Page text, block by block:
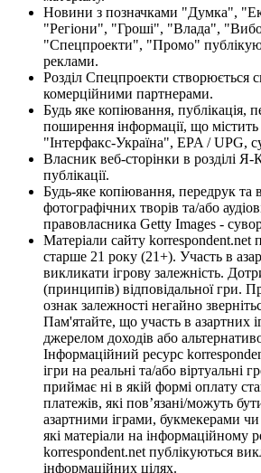
Новини з позначками "Думка",
"Регіони", "Гроші", "Влада",
"Спецпроекти", "Промо"
реклами.
Розділ Спецпроекти створюється
комерційними партнерами.
Будь яке копіювання, публікація,
поширення інформації, що
"Інтерфакс-Україна", EPA / UPG,
Власник веб-сторінки в розділі
публікації.
Будь-яке копіювання, передрук та
фотографічних творів та/або
правовласника Getty Images -
Матеріали сайту korrespondent.net
старше 21 року (21+). Участь в
викликати ігрову залежність.
(принципів) відповідальної гри.
ознак залежності негайно
Пам'ятайте, що участь в азартних
джерелом доходів або
Інформаційний ресурс
ігри на реальні та/або віртуальні
приймає ні в якій формі оплату
платежів, які пов’язані/можуть
азартними іграми, букмекерами чи
які матеріали на інформаційному
korrespondent.net публікуються
інформаційних цілях.